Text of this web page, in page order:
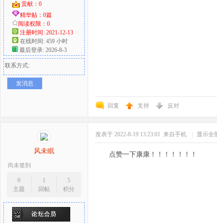
贡献：0
精华贴：0篇
阅读权限：0
注册时间: 2021-12-13
在线时间: 459 小时
最后登录: 2026-8-3
联系方式:
发消息
回复 支持 反对
风未眠
尚未签到
0
主题
1
回帖
5
积分
发表于 2022-8-19 13:23:01 来自手机 显示全
点赞一下康康！！！！！！！